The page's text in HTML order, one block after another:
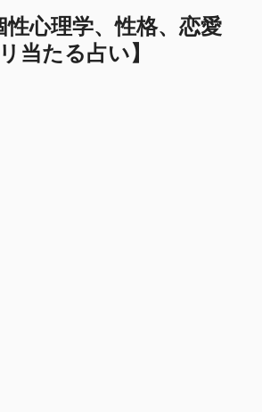
性心理学、性格、恋愛
当たる占い】